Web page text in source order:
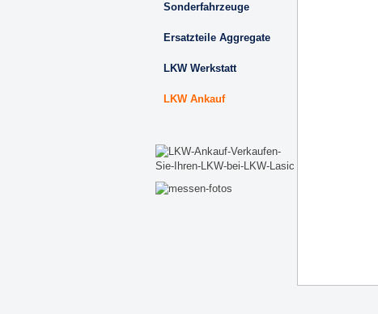
Sonderfahrzeuge
Ersatzteile Aggregate
LKW Werkstatt
LKW Ankauf